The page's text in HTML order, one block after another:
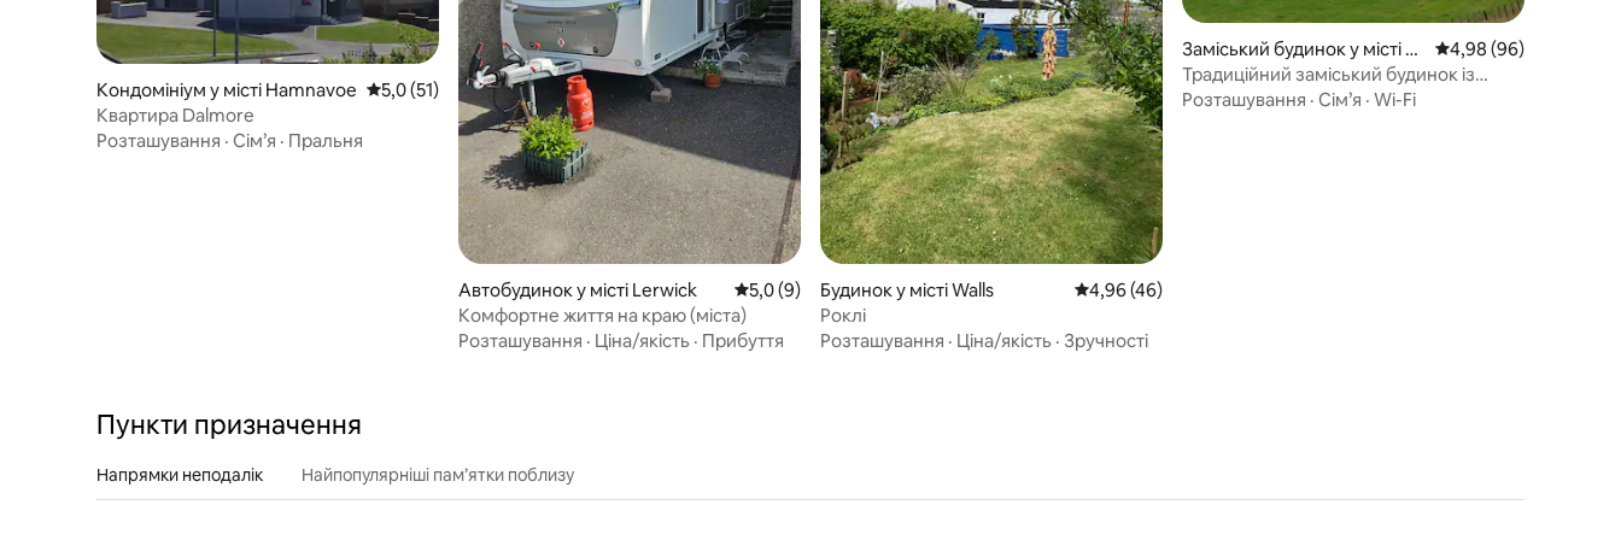
Кондомініум у місті Hamnavoe Середня оцінка: 5,0 з 5, відгуки: 51
5,0 (51)
Квартира Dalmore
Розташування · Сім’я · Пральня
Автобудинок у місті Lerwick Середня оцінка: 5,0 з 5, відгуки: 9
5,0 (9)
Комфортне життя на краю (міста)
Розташування · Ціна/якість · Прибуття
Будинок у місті Walls Середня оцінка: 4,96 з 5, відгуки: 46
4,96 (46)
Роклі
Розташування · Ціна/якість · Зручності
Заміський будинок у місті Su
llom
Середня оцінка: 4,98
4,98 (96)
Традиційний заміський будинок із
сучасними зручностями
Розташування · Сім’я · Wi-Fi
Пункти призначення
Напрямки неподалік Найпопулярніші пам’ятки поблизу